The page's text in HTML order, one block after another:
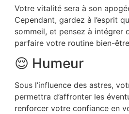
Votre vitalité sera à son
Cependant, gardez à l’esprit
sommeil, et pensez à intégrer
parfaire votre routine bien-
😌 Humeur
Sous l’influence des astres,
permettra d’affronter les
renforcer votre confiance en